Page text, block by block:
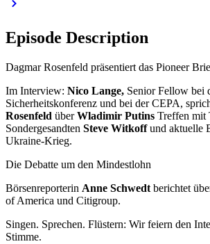
Episode Description
Dagmar Rosenfeld präsentiert das Pioneer
Im Interview: Nico Lange, Senior Fellow bei
Sicherheitskonferenz und bei der CEPA,
Rosenfeld überWladimir Putins Treffen mit
Sondergesandten Steve Witkoffund aktuelle
Ukraine-Krieg.
Die Debatte um den Mindestlohn
Börsenreporterin Anne Schwedt berichtet
of America und Citigroup.
Singen. Sprechen. Flüstern: Wir feiern den
Stimme.